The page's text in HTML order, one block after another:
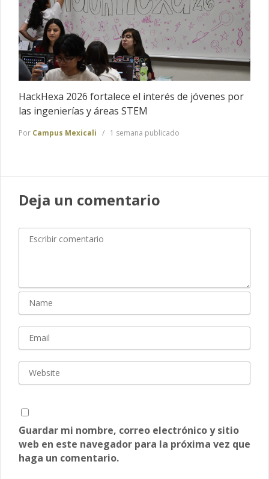
HackHexa 2026 fortalece el interés de jóvenes por
las ingenierías y áreas STEM
Por Campus Mexicali 1 semana publicado
Deja un comentario
Guardar mi nombre, correo electrónico y sitio
web en este navegador para la próxima vez que
haga un comentario.